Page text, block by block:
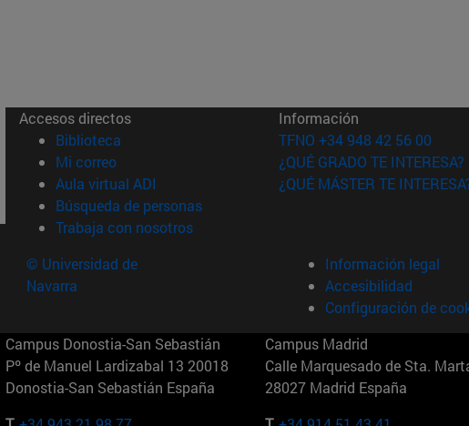
Accesos directos
Biblioteca (abre en nueva ventana)
Mi correo(abre en nueva ventana)
Aula virtual ADI (abre en nueva ventana)
Búsqueda de personas(abre en nueva ventana)
Trabaja con nosotros(abre en nueva ventana)
Información
TFNO +34 948 42 56 00
¿QUÉ GRADO TE INTERESA?
¿QUÉ MÁSTER TE
© Universidad de
Navarra
Información legal
Accesibilidad
Configuración de
Campus Donostia-San Sebastián
Pº de Manuel Lardizabal 13 20018
Donostia-San Sebastián España
Campus Madrid
Calle Marquesado de Sta.
28027 Madrid España